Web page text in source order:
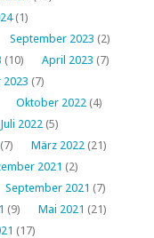
(1)
September 2023 (2)
(10) April 2023 (7)
2023 (7)
Oktober 2022 (4)
Juli 2022 (5)
(7) März 2022 (21)
2021 (2)
September 2021 (7)
(9) Mai 2021 (21)
(17)